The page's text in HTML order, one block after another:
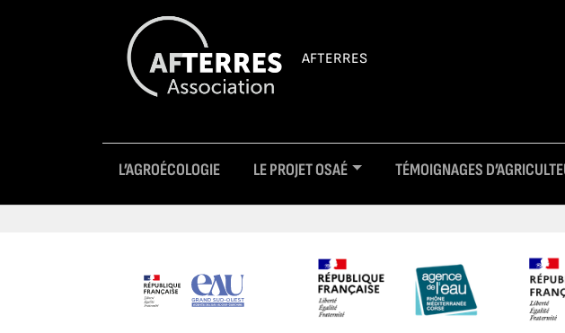
AFTERRES
L’AGROÉCOLOGIE LE PROJET OSAÉ TÉMOIGNAGES